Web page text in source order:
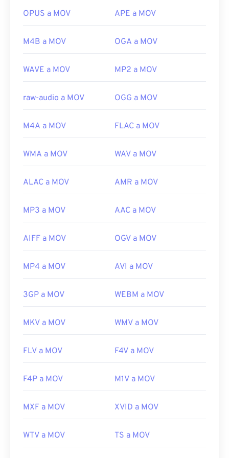
y ROSE Online. Estos tipos de archivo no están
desarrolló estas tecnologías y no se abren en
Lanzamiento inicial:
2001
https://en.wikipedia.org/wiki/QuickTime_File_Format
CH203-BBCGDDDF
OPUS a MOV APE a MOV
M4B a MOV OGA a MOV
WAVE a MOV MP2 a MOV
raw-audio a MOV OGG a MOV
M4A a MOV FLAC a MOV
WMA a MOV WAV a MOV
ALAC a MOV AMR a MOV
MP3 a MOV AAC a MOV
AIFF a MOV OGV a MOV
MP4 a MOV AVI a MOV
3GP a MOV WEBM a MOV
MKV a MOV WMV a MOV
FLV a MOV F4V a MOV
F4P a MOV M1V a MOV
MXF a MOV XVID a MOV
WTV a MOV TS a MOV